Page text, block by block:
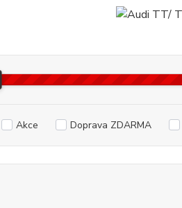
Akce Doprava ZDARMA